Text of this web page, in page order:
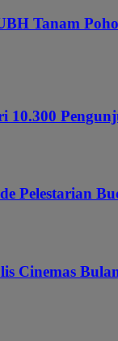
Tanam
10.300
Pelestarian
Cinemas